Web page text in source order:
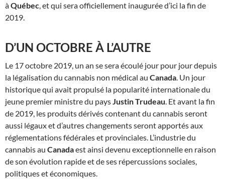
àQuébec, et qui sera officiellement inaugurée d’ici la fin de
2019.
D’UN OCTOBRE À L’AUTRE
Le 17 octobre 2019, un an se sera écoulé jour pour jour depuis
la légalisation du cannabis non médical au Canada. Un jour
historique qui avait propulsé la popularité internationale du
jeune premier ministre du paysJustin Trudeau. Et avant la fin
de 2019, les produits dérivés contenant du cannabis seront
aussi légaux et d’autres changements seront apportés aux
réglementations fédérales et provinciales. L’industrie du
cannabis au Canadaest ainsi devenu exceptionnelle en raison
de son évolution rapide et de ses répercussions sociales,
politiques et économiques.